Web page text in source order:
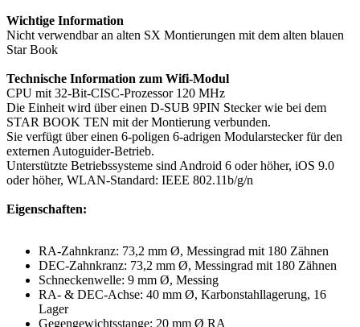
Wichtige Information
Nicht verwendbar an alten SX Montierungen mit dem alten blauen
Star Book
Technische Information zum Wifi-Modul
CPU mit 32-Bit-CISC-Prozessor 120 MHz
Die Einheit wird über einen D-SUB 9PIN Stecker wie bei dem
STAR BOOK TEN mit der Montierung verbunden.
Sie verfügt über einen 6-poligen 6-adrigen Modularstecker für den
externen Autoguider-Betrieb.
Unterstützte Betriebssysteme sind Android 6 oder höher, iOS 9.0
oder höher, WLAN-Standard: IEEE 802.11b/g/n
Eigenschaften:
RA-Zahnkranz: 73,2 mm Ø, Messingrad mit 180 Zähnen
DEC-Zahnkranz: 73,2 mm Ø, Messingrad mit 180 Zähnen
Schneckenwelle: 9 mm Ø, Messing
RA- & DEC-Achse: 40 mm Ø, Karbonstahllagerung, 16
Lager
Gegengewichtsstange: 20 mm Ø RA